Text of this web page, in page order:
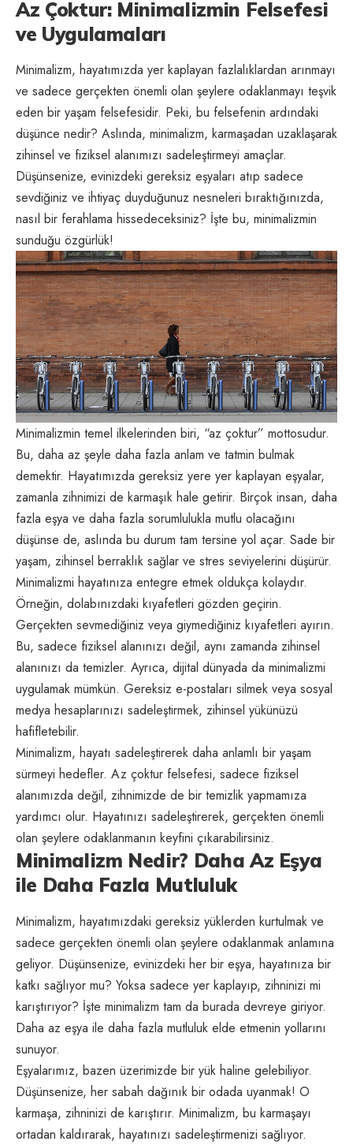
Az Çoktur: Minimalizmin Felsefesi
ve Uygulamaları
Minimalizm, hayatımızda yer kaplayan fazlalıklardan arınmayı
ve sadece gerçekten önemli olan şeylere odaklanmayı teşvik
eden bir yaşam felsefesidir. Peki, bu felsefenin ardındaki
düşünce nedir? Aslında, minimalizm, karmaşadan uzaklaşarak
zihinsel ve fiziksel alanımızı sadeleştirmeyi amaçlar.
Düşünsenize, evinizdeki gereksiz eşyaları atıp sadece
sevdiğiniz ve ihtiyaç duyduğunuz nesneleri bıraktığınızda,
nasıl bir ferahlama hissedeceksiniz? İşte bu, minimalizmin
sunduğu özgürlük!
Minimalizmin temel ilkelerinden biri, “az çoktur” mottosudur.
Bu, daha az şeyle daha fazla anlam ve tatmin bulmak
demektir. Hayatımızda gereksiz yere yer kaplayan eşyalar,
zamanla zihnimizi de karmaşık hale getirir. Birçok insan, daha
fazla eşya ve daha fazla sorumlulukla mutlu olacağını
düşünse de, aslında bu durum tam tersine yol açar. Sade bir
yaşam, zihinsel berraklık sağlar ve stres seviyelerini düşürür.
Minimalizmi hayatınıza entegre etmek oldukça kolaydır.
Örneğin, dolabınızdaki kıyafetleri gözden geçirin.
Gerçekten sevmediğiniz veya giymediğiniz kıyafetleri ayırın.
Bu, sadece fiziksel alanınızı değil, aynı zamanda zihinsel
alanınızı da temizler. Ayrıca, dijital dünyada da minimalizmi
uygulamak mümkün. Gereksiz e-postaları silmek veya sosyal
medya hesaplarınızı sadeleştirmek, zihinsel yükünüzü
hafifletebilir.
Minimalizm, hayatı sadeleştirerek daha anlamlı bir yaşam
sürmeyi hedefler. Az çoktur felsefesi, sadece fiziksel
alanımızda değil, zihnimizde de bir temizlik yapmamıza
yardımcı olur. Hayatınızı sadeleştirerek, gerçekten önemli
olan şeylere odaklanmanın keyfini çıkarabilirsiniz.
Minimalizm Nedir? Daha Az Eşya
ile Daha Fazla Mutluluk
Minimalizm, hayatımızdaki gereksiz yüklerden kurtulmak ve
sadece gerçekten önemli olan şeylere odaklanmak anlamına
geliyor. Düşünsenize, evinizdeki her bir eşya, hayatınıza bir
katkı sağlıyor mu? Yoksa sadece yer kaplayıp, zihninizi mi
karıştırıyor? İşte minimalizm tam da burada devreye giriyor.
Daha az eşya ile daha fazla mutluluk elde etmenin yollarını
sunuyor.
Eşyalarımız, bazen üzerimizde bir yük haline gelebiliyor.
Düşünsenize, her sabah dağınık bir odada uyanmak! O
karmaşa, zihninizi de karıştırır. Minimalizm, bu karmaşayı
ortadan kaldırarak, hayatınızı sadeleştirmenizi sağlıyor.